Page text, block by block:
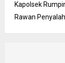
Kapolsek
Rawan